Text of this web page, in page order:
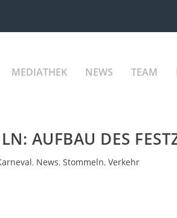
MEDIATHEK NEWS TEAM
AUFBAU DES
, News, Stommeln, Verkehr